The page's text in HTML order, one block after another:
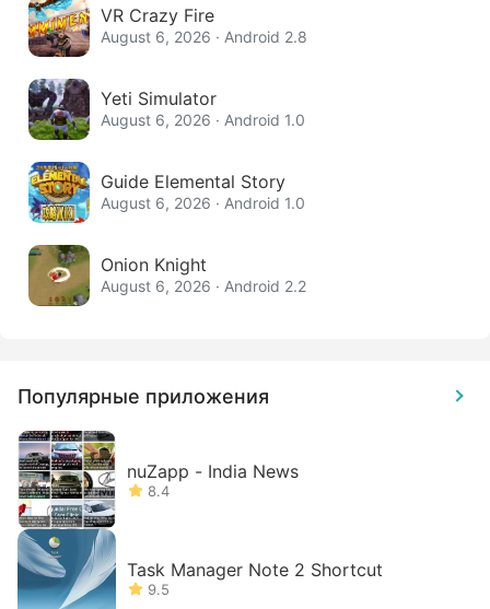
VR Crazy Fire
August 6, 2026 · Android 2.8
Yeti Simulator
August 6, 2026 · Android 1.0
Guide Elemental Story
August 6, 2026 · Android 1.0
Onion Knight
August 6, 2026 · Android 2.2
Популярные приложения
nuZapp - India News
8.4
Task Manager Note 2 Shortcut
9.5